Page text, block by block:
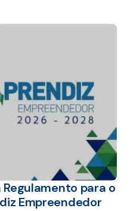
para o
Empreendedor